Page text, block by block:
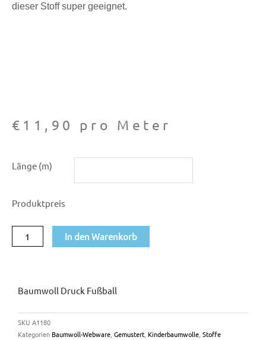
dieser Stoff super geeignet.
€ 11,90 pro Meter
Länge (m)
Produktpreis
Druck
Menge
In den Warenkorb
Baumwoll Druck Fußball
SKU A1180
Kategorien Baumwoll-Webware Gemustert Kinderbaumwolle Stoffe